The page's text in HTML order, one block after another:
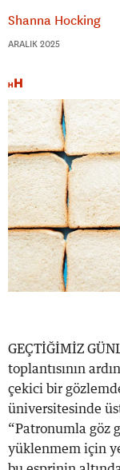
Shanna Hocking
ARALIK 2025
GEÇTİĞİMİZ
toplantısının
çekici bir
üniversitesinde
“Patronumla göz
yüklenmem için